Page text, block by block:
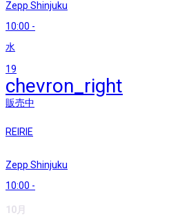
Zepp Shinjuku
10:00 -
水
19
chevron_right
販売中
REIRIE
Zepp Shinjuku
10:00 -
10月